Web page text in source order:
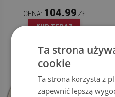
CENA: 104.99 ZŁ
KUP TERAZ
Ta strona
cookie
Ta strona korzysta z
zapewnić lepszą